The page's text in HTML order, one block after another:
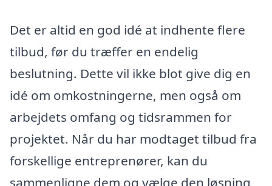
Det er altid en god idé at indhente flere
tilbud, før du træffer en endelig
beslutning. Dette vil ikke blot give dig en
idé om omkostningerne, men også om
arbejdets omfang og tidsrammen for
projektet. Når du har modtaget tilbud fra
forskellige entreprenører, kan du
sammenligne dem og vælge den løsning,